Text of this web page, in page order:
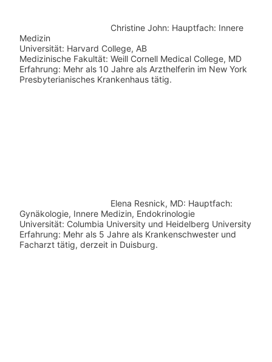
Christine John: Hauptfach: Innere
Medizin
Universität: Harvard College, AB
Medizinische Fakultät: Weill Cornell Medical College, MD
Erfahrung: Mehr als 10 Jahre als Arzthelferin im New York
Presbyterianisches Krankenhaus tätig.
Elena Resnick, MD: Hauptfach:
Gynäkologie, Innere Medizin, Endokrinologie
Universität: Columbia University und Heidelberg University
Erfahrung: Mehr als 5 Jahre als Krankenschwester und
Facharzt tätig, derzeit in Duisburg.